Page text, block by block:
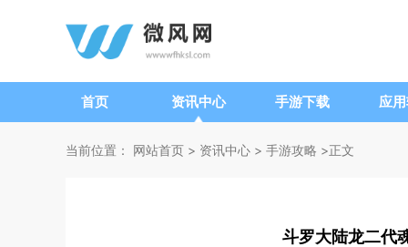
首页 资讯中心 手游下载 应
当前位置： 网站首页 > 资讯中心 > 手游攻略 >正文
斗罗大陆龙二代